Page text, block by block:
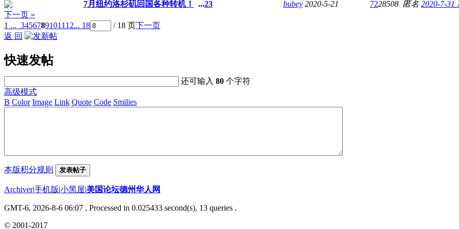
7月纽约洛杉矶回国各种转机！
...23 bubey 2020-5-21 7228508 匿名 2020-7-31
下一页 »
1 ... 34567891011 12... 18 / 18 页下一页
返 回
快速发帖
还可输入80 个字符
高级模式
B Color Image Link Quote Code Smilies
本版积分规则 发表帖子
Archiver|手机版|小黑屋|美国论坛德州华人网
GMT-6, 2026-8-6 06:07 , Processed in 0.025433 second(s), 13 queries .
© 2001-2017